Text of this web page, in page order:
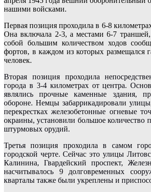
нашими войсками.
Первая позиция проходила в 6-8
Она включала 2-3, а местами 6-7
собой большим количеством ходов
фортов, в каждом из которых размещался
человек.
Вторая позиция проходила
города в 3-4 километрах от центра.
являлись прочные каменные здания,
обороне. Немцы забаррикадировали
перекрестках железобетонные огневые
окраины, установили большое количество
штурмовых орудий.
Третья позиция проходила в самом
городской черте. Сейчас это улицы
Калинина, Гвардейский проспект,
насчитывалось 9 долговременных
кварталы также были укреплены и